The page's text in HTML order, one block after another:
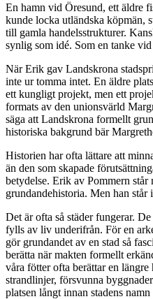
En hamn vid Öresund, ett äldre
kunde locka utländska köpmän,
till gamla handelsstrukturer.
synlig som idé. Som en tanke vid
När Erik gav Landskrona
inte ur tomma intet. En äldre
ett kungligt projekt, men ett
formats av den unionsvärld
säga att Landskrona formellt
historiska bakgrund bär
Historien har ofta lättare att
än den som skapade
betydelse. Erik av Pommern står
grundandehistoria. Men han står
Det är ofta så städer fungerar.
fylls av liv underifrån. För en
gör grundandet av en stad så
berätta när makten formellt
våra fötter ofta berättar en
strandlinjer, försvunna
platsen långt innan stadens